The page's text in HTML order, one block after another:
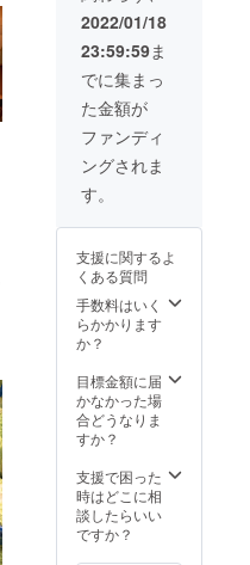
す！ 農
業革命
を起こ
すこと
をリ
ターン
とさせ
て頂き
ます！
くは直
いして
お礼と
今後の
計画を
説明さ
きま
す。
2022/01/18
23:59:59ま
でに集まっ
た金額が
ファンディ
ングされま
す。
支援に関するよ
くある質問
手数料はいく
らかかります
か？
目標金額に届
かなかった場
合どうなりま
すか？
支援で困った
時はどこに相
談したらいい
ですか？